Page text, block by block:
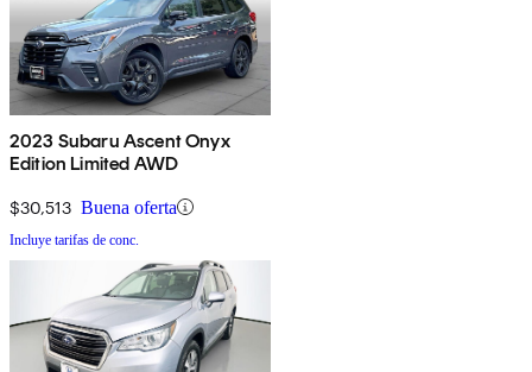
2023 Subaru Ascent Onyx
Edition Limited AWD
$30,513 Buena oferta
Incluye tarifas de conc.